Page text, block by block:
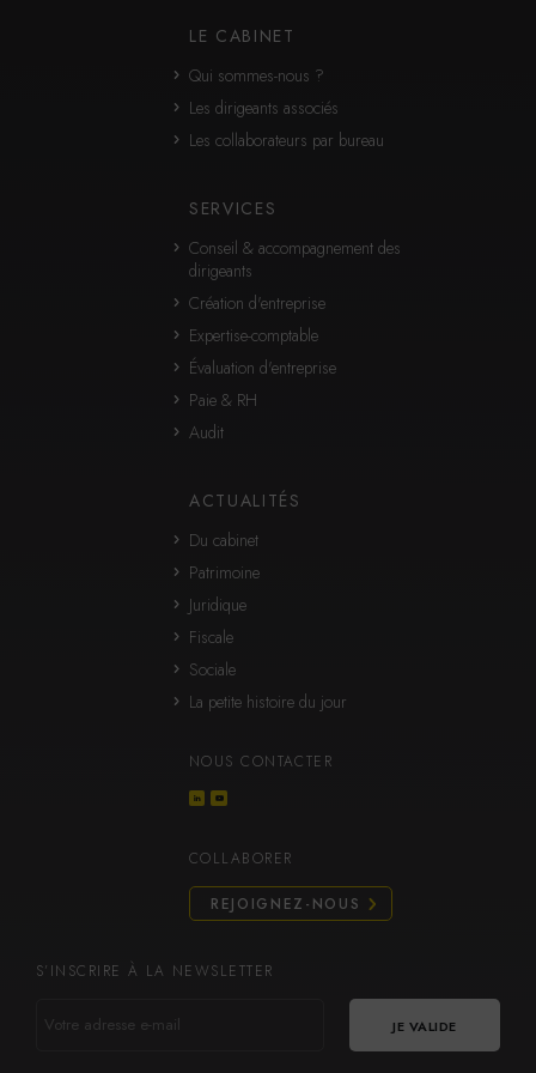
LE CABINET
Qui sommes-nous ?
Les dirigeants associés
Les collaborateurs par bureau
SERVICES
Conseil & accompagnement des
dirigeants
Création d'entreprise
Expertise-comptable
Évaluation d'entreprise
Paie & RH
Audit
ACTUALITÉS
Du cabinet
Patrimoine
Juridique
Fiscale
Sociale
La petite histoire du jour
NOUS CONTACTER
COLLABORER
REJOIGNEZ-NOUS
S’INSCRIRE À LA NEWSLETTER
ADRESSE
Cookies générés par Google Analytics pour récolter des